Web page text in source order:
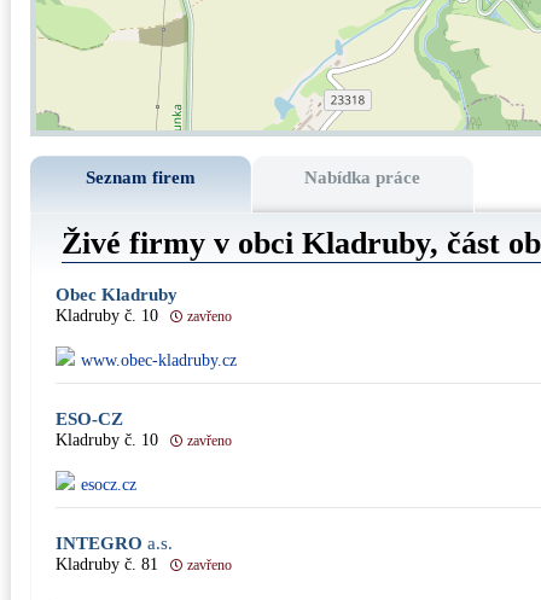
Seznam firem Nabídka práce
Živé firmy v obci Kladruby, část
Obec Kladruby
Kladruby č. 10 zavřeno
www.obec-kladruby.cz
ESO-CZ
Kladruby č. 10 zavřeno
esocz.cz
INTEGRO a.s.
Kladruby č. 81 zavřeno